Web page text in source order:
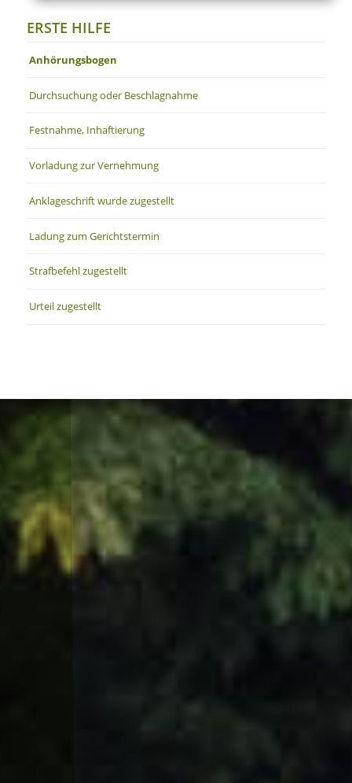
ERSTE HILFE
Anhörungsbogen
Durchsuchung oder Beschlagnahme
Festnahme, Inhaftierung
Vorladung zur Vernehmung
Anklageschrift wurde zugestellt
Ladung zum Gerichtstermin
Strafbefehl zugestellt
Urteil zugestellt